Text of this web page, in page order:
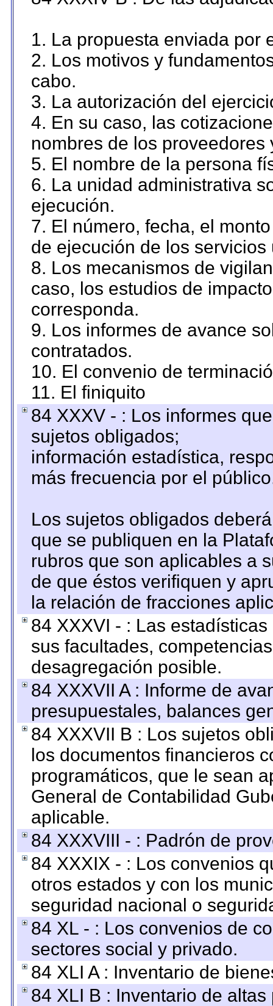
1. La propuesta enviada por
2. Los motivos y
cabo.
3. La autorización del
4. En su caso, las
nombres de los proveedores
5. El nombre de la persona
6. La unidad administrativa
ejecución.
7. El número, fecha, el
de ejecución de los servicios
8. Los mecanismos de
caso, los estudios de
corresponda.
9. Los informes de avance
contratados.
10. El convenio de
11. El finiquito
84 XXXV - : Los informes
sujetos obligados;
información estadística,
más frecuencia por el
Los sujetos obligados
que se publiquen en la
rubros que son aplicables a
de que éstos verifiquen y
la relación de fracciones
84 XXXVI - : Las
sus facultades,
desagregación posible.
84 XXXVII A : Informe de
presupuestales, balances
84 XXXVII B : Los sujetos
los documentos financieros
programáticos, que le sean
General de Contabilidad
aplicable.
84 XXXVIII - : Padrón de
84 XXXIX - : Los convenios
otros estados y con los
seguridad nacional o
84 XL - : Los convenios de
sectores social y privado.
84 XLI A : Inventario de
84 XLI B : Inventario de